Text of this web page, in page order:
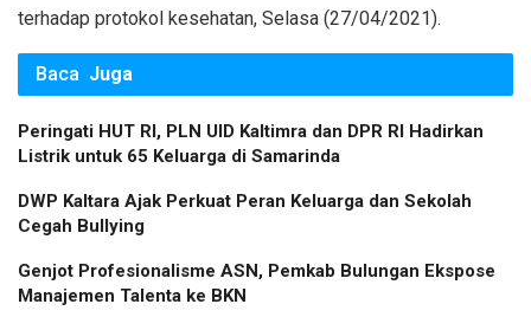
terhadap protokol kesehatan, Selasa (27/04/2021).
Baca Juga
Peringati HUT RI, PLN UID Kaltimra dan DPR RI Hadirkan
Listrik untuk 65 Keluarga di Samarinda
DWP Kaltara Ajak Perkuat Peran Keluarga dan Sekolah
Cegah Bullying
Genjot Profesionalisme ASN, Pemkab Bulungan Ekspose
Manajemen Talenta ke BKN